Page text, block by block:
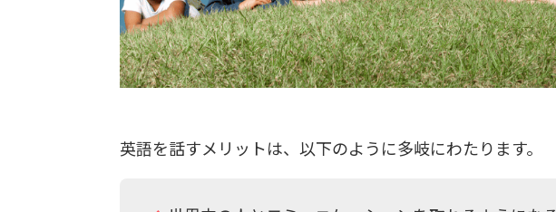
英語を話すメリットは、以下のように多岐にわたります。